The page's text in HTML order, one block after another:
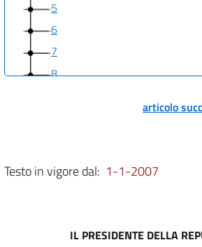
5
6
7
8
13
articolo
Testo in vigore dal: 1-1-2007
IL PRESIDENTE DELLA